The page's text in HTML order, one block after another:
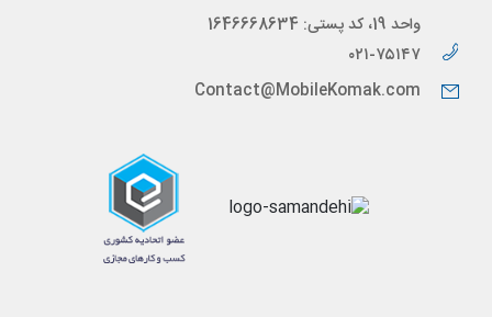
واحد 19، کد پستی: 1646668634
۰۲۱-۷۵۱۴۷
Contact@MobileKomak.com